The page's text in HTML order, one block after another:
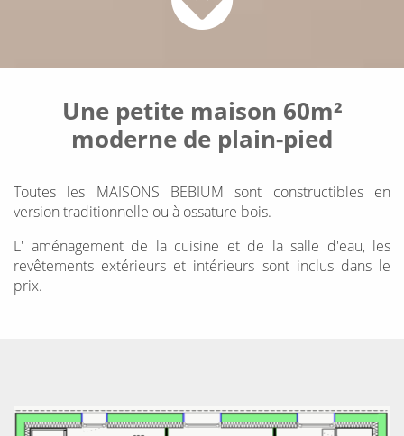
Une petite maison 60m²
moderne de plain-pied
Toutes les MAISONS BEBIUM sont constructibles en
version traditionnelle ou à ossature bois.
L' aménagement de la cuisine et de la salle d'eau, les
revêtements extérieurs et intérieurs sont inclus dans le
prix.